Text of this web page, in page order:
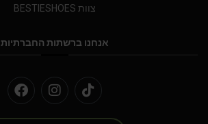
צוות BESTIESHOES
אנחנו ברשתות החברתיות